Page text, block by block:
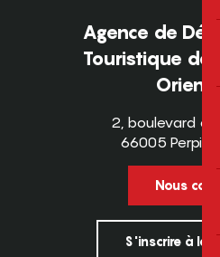
Agence de
Touristique
2, boulevard
66005
Nous
S'inscrire à la